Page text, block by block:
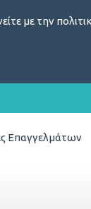
με την
Επαγγελμάτων